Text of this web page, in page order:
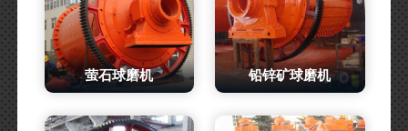
萤石球磨机 铅锌矿球磨机